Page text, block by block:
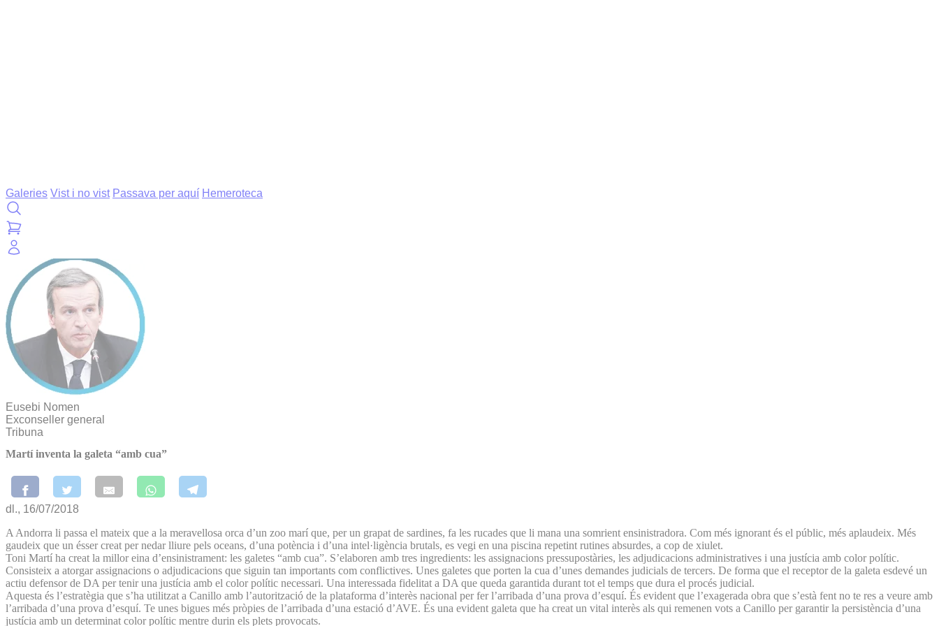
Galeries Vist i no vist Passava per aquí Hemeroteca
Eusebi Nomen
Exconseller general
Tribuna
Martí inventa la galeta “amb cua”
dl., 16/07/2018
A Andorra li passa el mateix que a la meravellosa orca d’un zoo marí que, per un grapat de sardines, fa les rucades que li mana una somrient ensinistradora. Com més ignorant és el públic, més aplaudeix. Més
gaudeix que un ésser creat per nedar lliure pels oceans, d’una potència i d’una intel·ligència brutals, es vegi en una piscina repetint rutines absurdes, a cop de xiulet.
Toni Martí ha creat la millor eina d’ensinistrament: les galetes “amb cua”. S’elaboren amb tres ingredients: les assignacions pressupostàries, les adjudicacions administratives i una justícia amb color polític.
Consisteix a atorgar assignacions o adjudicacions que siguin tan importants com conflictives. Unes galetes que porten la cua d’unes demandes judicials de tercers. De forma que el receptor de la galeta esdevé un
actiu defensor de DA per tenir una justícia amb el color polític necessari. Una interessada fidelitat a DA que queda garantida durant tot el temps que dura el procés judicial.
Aquesta és l’estratègia que s’ha utilitzat a Canillo amb l’autorització de la plataforma d’interès nacional per fer l’arribada d’una prova d’esquí. És evident que l’exagerada obra que s’està fent no te res a veure amb
l’arribada d’una prova d’esquí. Te unes bigues més pròpies de l’arribada d’una estació d’AVE. És una evident galeta que ha creat un vital interès als qui remenen vots a Canillo per garantir la persistència d’una
justícia amb un determinat color polític mentre durin els plets provocats.